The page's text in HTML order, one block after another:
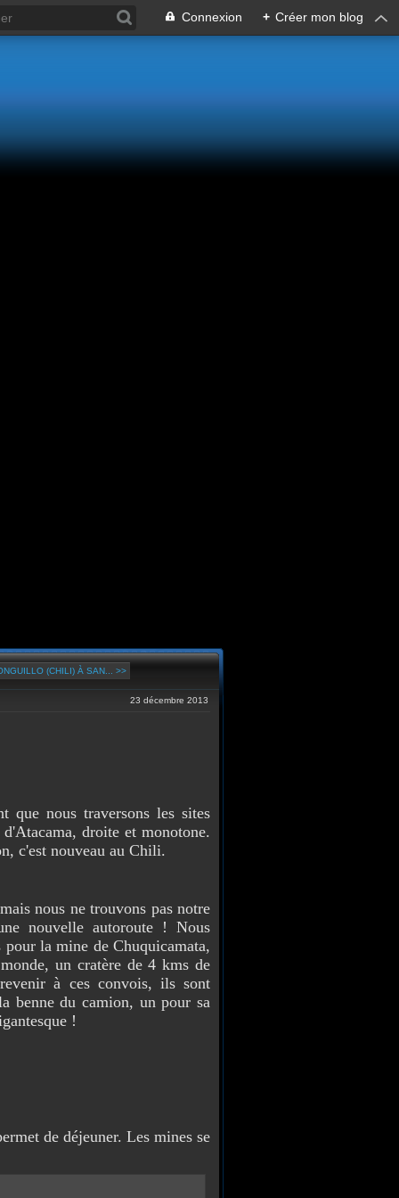
Connexion + Créer mon blog
(CHILI) À SAN... >>
23 décembre 2013
que nous traversons les sites
droite et monotone.
c'est nouveau au Chili.
nous ne trouvons pas notre
nouvelle autoroute ! Nous
la mine de Chuquicamata,
un cratère de 4 kms de
à ces convois, ils sont
benne du camion, un pour sa
!
de déjeuner. Les mines se